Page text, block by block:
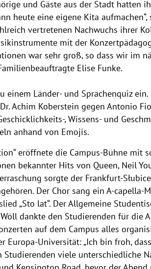
und Gäste aus der Stadt hatten
heute eine eigene Kita
vertretenen Nachwuchs ihrer
mit der
war sehr groß, so dass wir im
Elise Funke.
einem Länder- und Sprachenquiz ein.
Achim Koberstein gegen Antonio
, Wissens- und
anhand von Emojis.
eröffnete die Campus-Bühne mit
bekannter Hits von Queen, Neil
sorgte der Frankfurt-
Der Chor sang ein A-capella-
„Sto lat“. Der Allgemeine
dankte den Studierenden für die
auf dem Campus alles
Europa-Universität: „Ich bin froh,
viele unterschiedliche